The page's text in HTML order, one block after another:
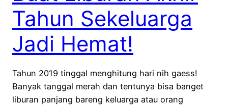
Tahun Sekeluarga
Jadi Hemat!
Tahun 2019 tinggal menghitung hari nih gaess!
Banyak tanggal merah dan tentunya bisa banget
liburan panjang bareng keluarga atau orang